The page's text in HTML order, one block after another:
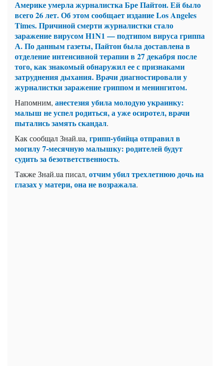
Америке умерла журналистка Бре Пайтон. Ей было
всего 26 лет. Об этом сообщает издание Los Angeles
Times. Причиной смерти журналистки стало
заражение вирусом H1N1 — подтипом вируса гриппа
А. По данным газеты, Пайтон была доставлена в
отделение интенсивной терапии в 27 декабря после
того, как знакомый обнаружил ее с признаками
затруднения дыхания. Врачи диагностировали у
журналистки заражение гриппом и менингитом.
Напомним, анестезия убила молодую украинку:
малыш не успел родиться, а уже осиротел, врачи
пытались замять скандал.
Как сообщал Знай.ua, грипп-убийца отправил в
могилу 7-месячную малышку: родителей будут
судить за безответственность.
Также Знай.ua писал, отчим убил трехлетнюю дочь на
глазах у матери, она не возражала.